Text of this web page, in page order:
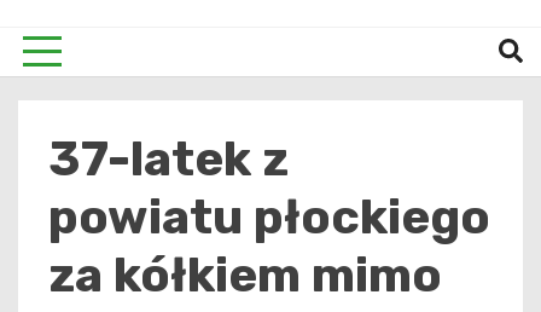
37-latek z
powiatu płockiego
za kółkiem mimo